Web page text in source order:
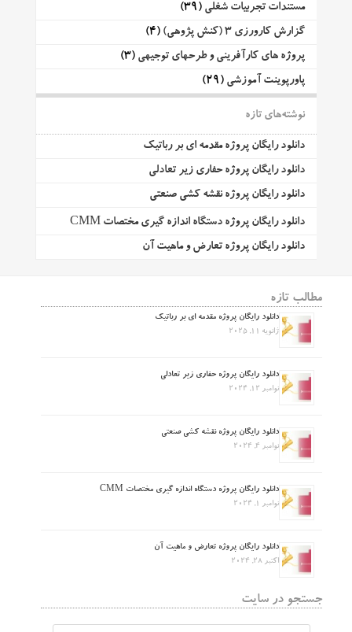
مستندات تجربیات شغلی (39)
گزارش کارورزی 3 (کنش پژوهی)
(4)
پروژه های کارآفرینی و طرحهای توجیهی (3)
پاورپوینت آموزشی (29)
نوشته‌های تازه
دانلود رایگان پروژه مقدمه ای بر رباتیک
دانلود رایگان پروژه حفاری زیر تعادلی
دانلود رایگان پروژه نقشه کشی صنعتی
دانلود رایگان پروژه دستگاه اندازه گیری مختصات CMM
دانلود رایگان پروژه تعارض و ماهیت آن
مطالب تازه
دانلود رایگان پروژه مقدمه ای بر رباتیک
ژانویه 11, 2025
دانلود رایگان پروژه حفاری زیر تعادلی
نوامبر 12, 2024
دانلود رایگان پروژه نقشه کشی صنعتی
نوامبر 4, 2024
دانلود رایگان پروژه دستگاه اندازه گیری مختصات CMM
نوامبر 1, 2024
دانلود رایگان پروژه تعارض و ماهیت آن
اکتبر 28, 2024
جستجو در سایت